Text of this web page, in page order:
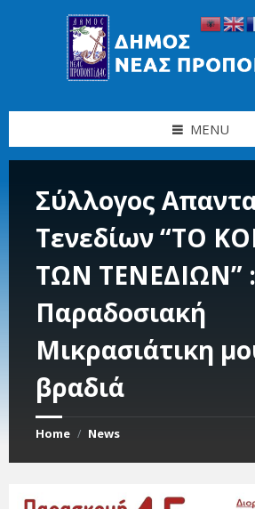
MENU
Σύλλογος
Τενεδίων “ΤΟ
ΤΩΝ ΤΕΝΕΔΙΩΝ” :
Παραδοσιακή
Μικρασιάτικη
βραδιά
Home / News